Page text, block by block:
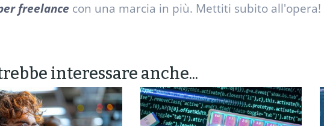
freelance con una marcia in più. Mettiti subito all'opera!
interessare anche...